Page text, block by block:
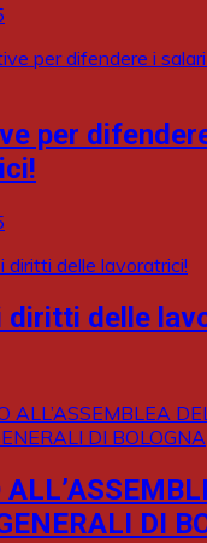
per
diritti delle
DI